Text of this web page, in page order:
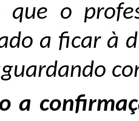
que o
a ficar à
a